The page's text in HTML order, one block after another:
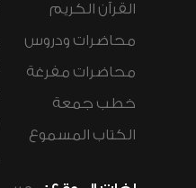
القرآن الكريم
محاضرات ودروس
محاضرات مفرغة
خطب جمعة
الكتاب المسموع